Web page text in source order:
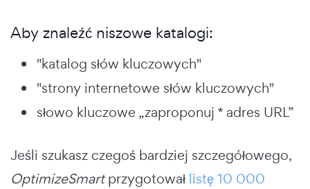
Aby znaleźć niszowe katalogi:
"katalog słów kluczowych"
"strony internetowe słów kluczowych"
słowo kluczowe „zaproponuj * adres URL”
Jeśli szukasz czegoś bardziej szczegółowego,
OptimizeSmartprzygotował listę 10 000